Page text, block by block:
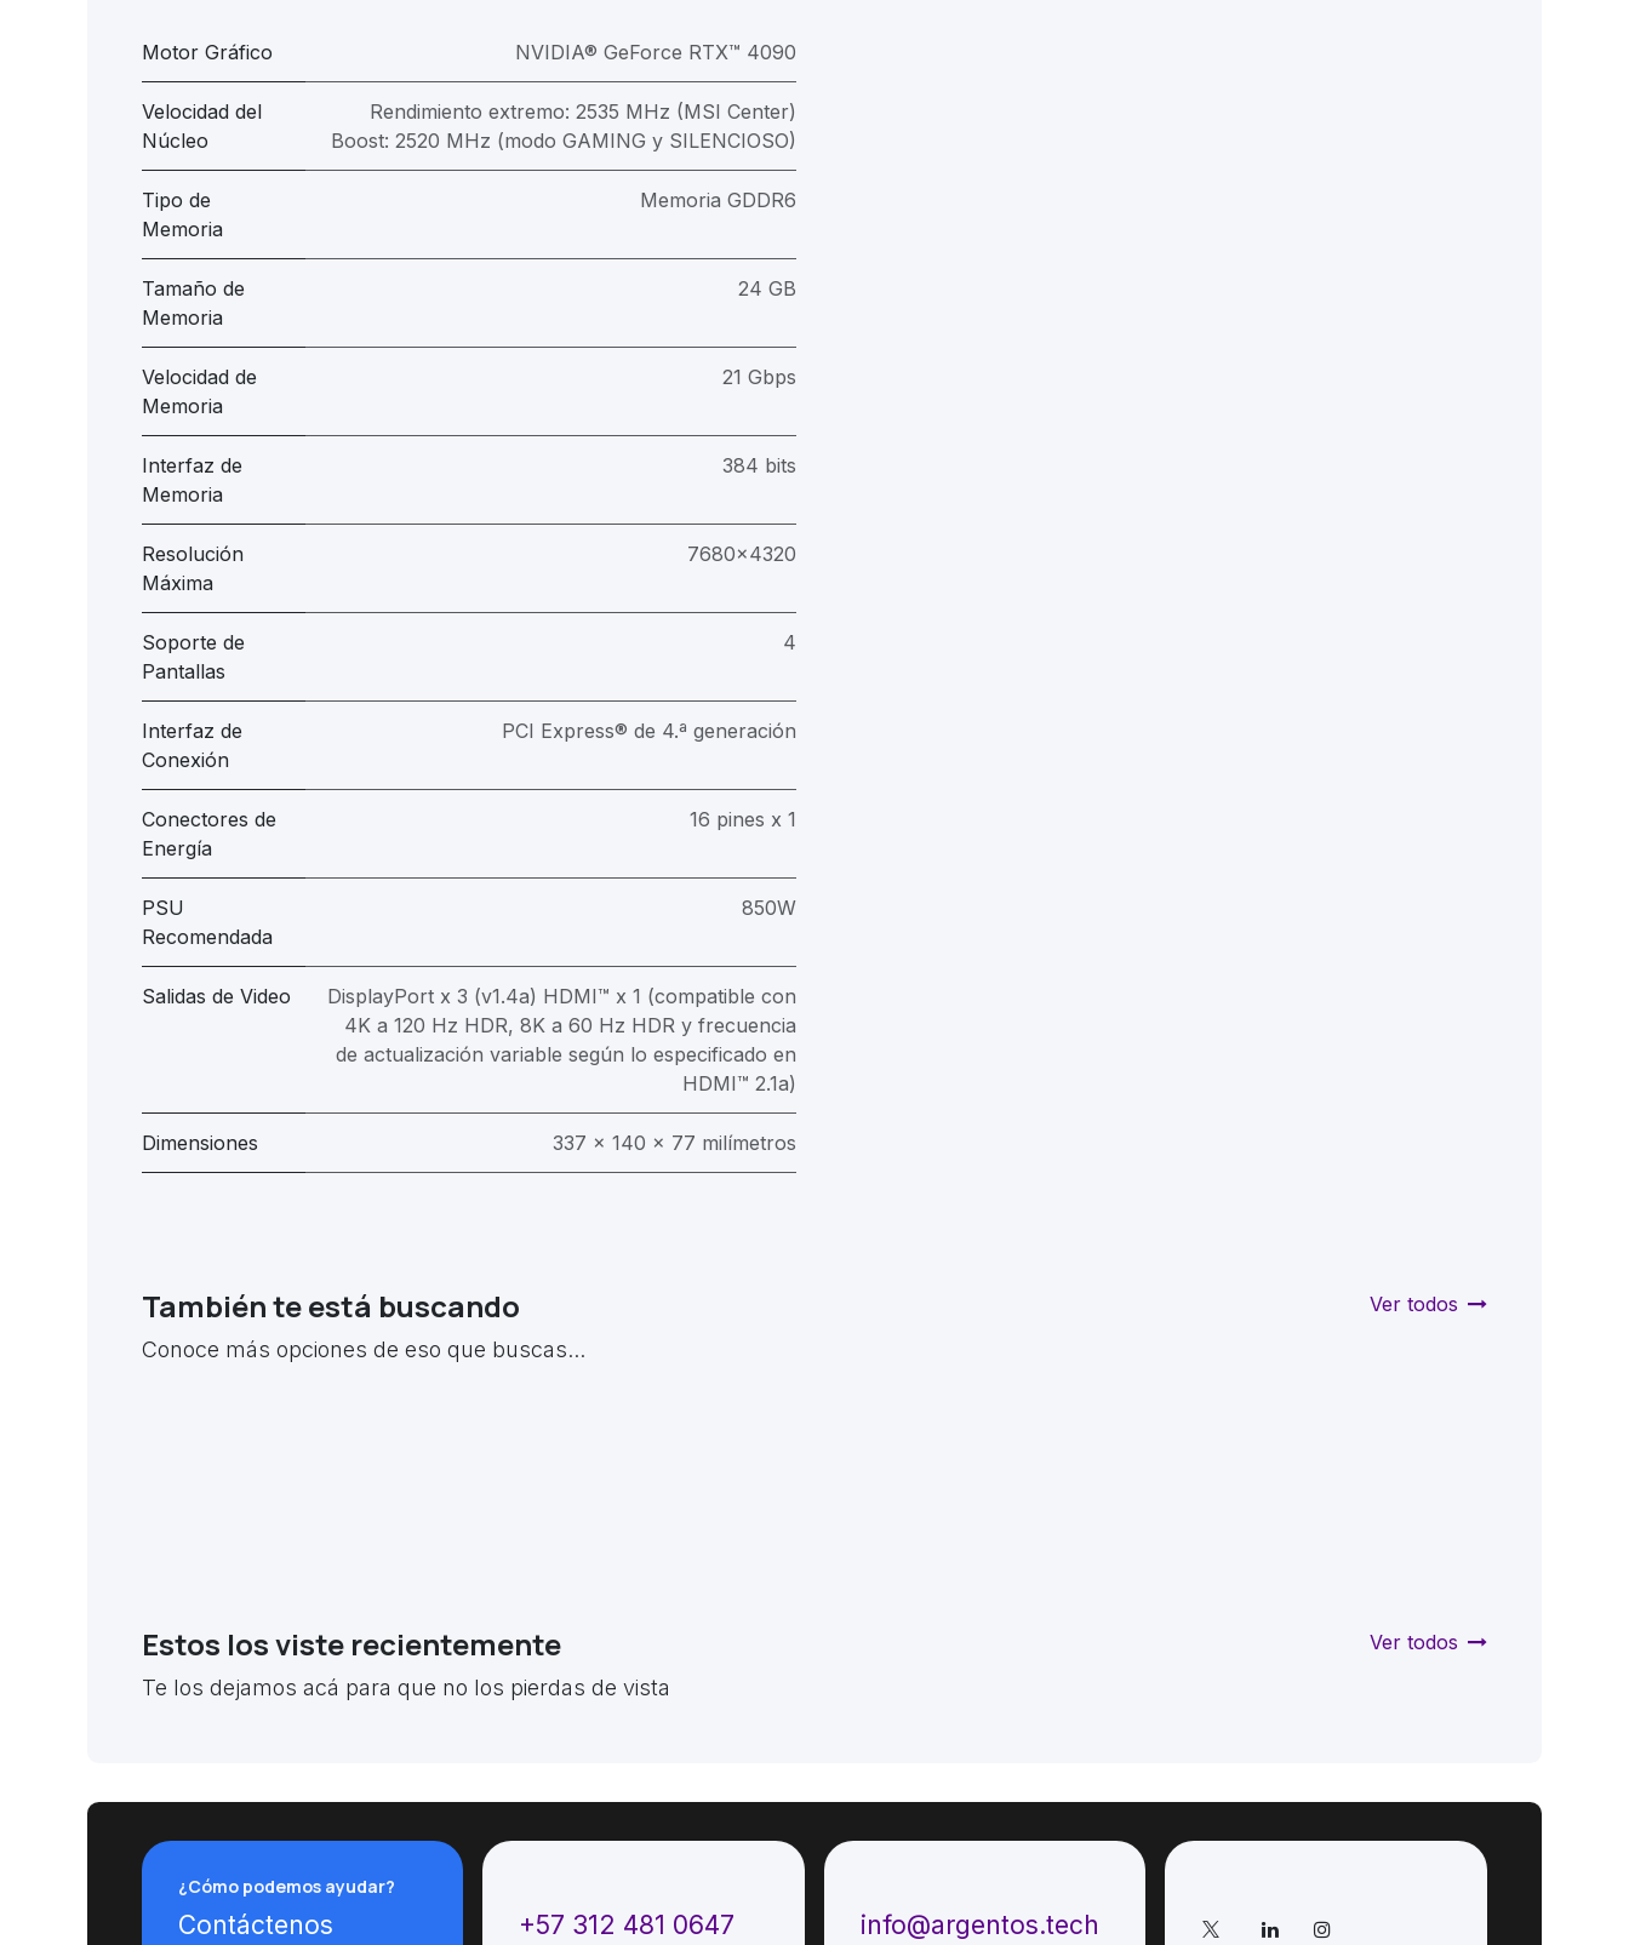
Motor Gráfico NVIDIA® GeForce RTX™ 4090
Velocidad del
Núcleo
Rendimiento extremo: 2535 MHz (MSI Center)
Boost: 2520 MHz (modo GAMING y SILENCIOSO)
Tipo de
Memoria
Memoria GDDR6
Tamaño de
Memoria
24 GB
Velocidad de
Memoria
21 Gbps
Interfaz de
Memoria
384 bits
Resolución
Máxima
7680x4320
Soporte de
Pantallas
4
Interfaz de
Conexión
PCI Express® de 4.ª generación
Conectores de
Energía
16 pines x 1
PSU
Recomendada
850W
Salidas de Video
DisplayPort x 3 (v1.4a) HDMI™ x 1 (compatible con
4K a 120 Hz HDR, 8K a 60 Hz HDR y frecuencia
de actualización variable según lo especificado en
HDMI™ 2.1a)
Dimensiones 337 x 140 x 77 milímetros
También te está buscando
Conoce más opciones de eso que buscas...
Ver todos
Estos los viste recientemente
Te los dejamos acá para que no los pierdas de vista
Ver todos
¿Cómo podemos ayudar?
Contáctenos +57 312 481 0647 info@argentos.tech